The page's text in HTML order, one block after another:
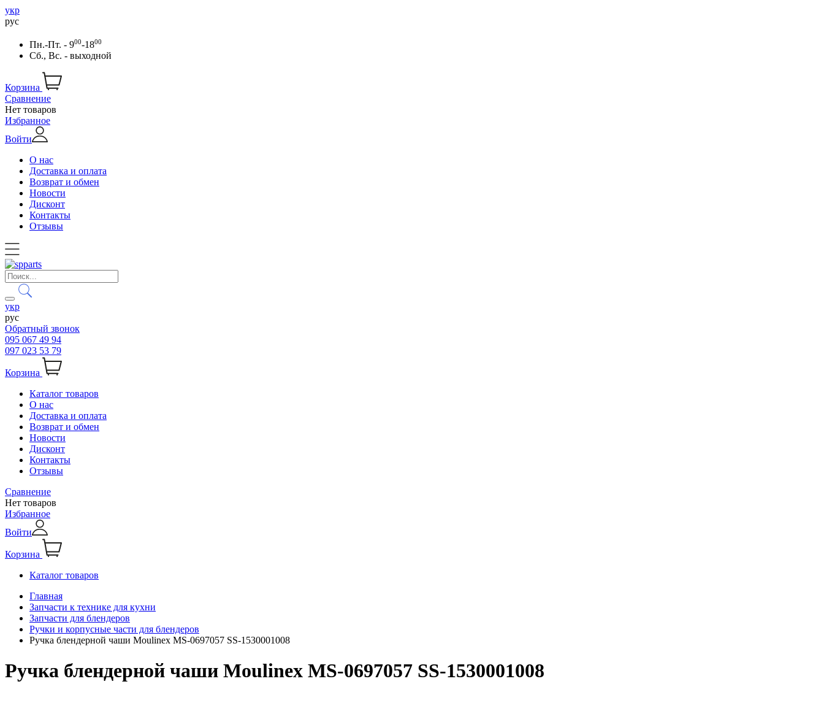
укр
рус
Пн.-Пт. - 900-1800
Сб., Вс. - выходной
Корзина
Сравнение
Нет товаров
Избранное
Войти
О нас
Доставка и оплата
Возврат и обмен
Новости
Дисконт
Контакты
Отзывы
укр
рус
Обратный звонок
095 067 49 94
097 023 53 79
Корзина
Каталог товаров
О нас
Доставка и оплата
Возврат и обмен
Новости
Дисконт
Контакты
Отзывы
Сравнение
Нет товаров
Избранное
Войти
Корзина
Каталог товаров
Главная
Запчасти к технике для кухни
Запчасти для блендеров
Ручки и корпусные части для блендеров
Ручка блендерной чаши Moulinex MS-0697057 SS-1530001008
Ручка блендерной чаши Moulinex MS-0697057 SS-1530001008